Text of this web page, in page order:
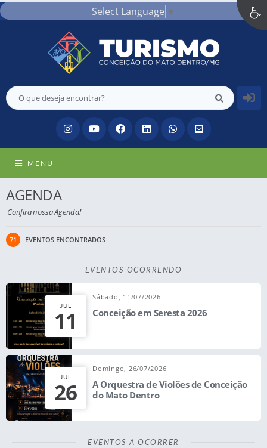
Select Language ▼
MENU
AGENDA
Confira nossa Agenda!
71 EVENTOS ENCONTRADOS
EVENTOS OCORRENDO
JUL
11
Sábado, 11/07/2026
Conceição em Seresta 2026
JUL
26
Domingo, 26/07/2026
A Orquestra de Violões de Conceição
do Mato Dentro
EVENTOS A OCORRER